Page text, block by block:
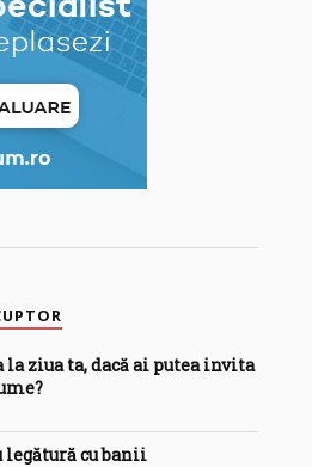
ziua ta, dacă ai putea invita
legătură cu banii